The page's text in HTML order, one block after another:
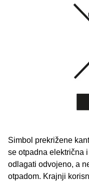
Simbol prekrižene
se otpadna električna
odlagati odvojeno, a
otpadom. Krajnji